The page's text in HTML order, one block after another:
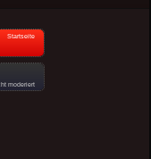
Startseite
moderiert